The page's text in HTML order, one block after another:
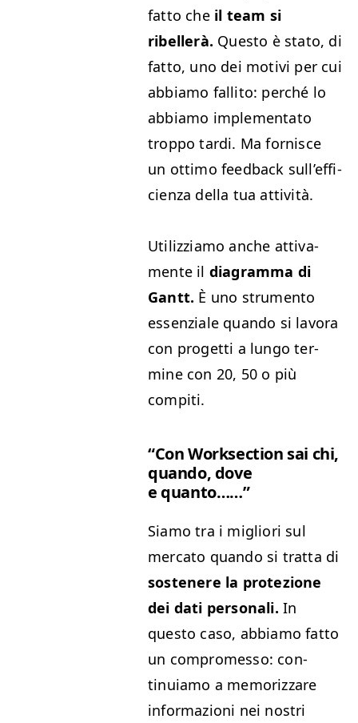
fat­to che il team si
ribellerà. Questo è sta­to, di
fat­to, uno dei motivi per cui
abbi­amo fal­li­to: per­ché lo
abbi­amo imple­men­ta­to
trop­po tar­di. Ma for­nisce
un otti­mo feed­back sul­l’­ef­fi­
cien­za del­la tua attività.
Uti­lizzi­amo anche atti­va­
mente il dia­gram­ma di
Gantt. È uno stru­men­to
essen­ziale quan­do si lavo­ra
con prog­et­ti a lun­go ter­
mine con 20, 50 o più
compiti.
“Con Work­sec­tion sai chi,
quan­do, dove
e quanto……”
Siamo tra i migliori sul
mer­ca­to quan­do si trat­ta di
sostenere la pro­tezione
dei dati per­son­ali. In
questo caso, abbi­amo fat­to
un com­pro­mes­so: con­
tinuiamo a mem­o­riz­zare
infor­mazioni nei nos­tri